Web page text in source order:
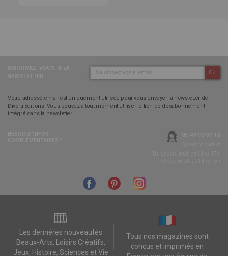
OK
Votre adresse email est uniquement utilisée pour vous envoyer la newsletter de
Diverti Editions. Vous pouvez à tout moment utiliser le lien de désabonnement
intégré dans la newsletter.
Les dernières nouveautés
Beaux-Arts, Loisirs Créatifs,
Jeux, Histoire, Sciences et Vie
Tous nos magazines sont
conçus et imprimés en